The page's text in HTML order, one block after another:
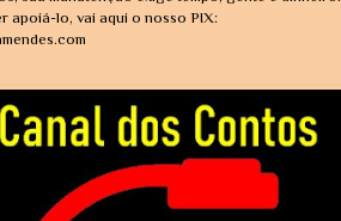
apoiá-lo, vai aqui o nosso PIX: